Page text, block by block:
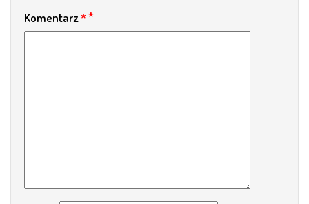
Komentarz*